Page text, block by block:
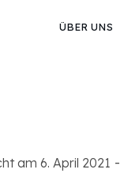
ÜBER UNS
am 6. April 2021 -